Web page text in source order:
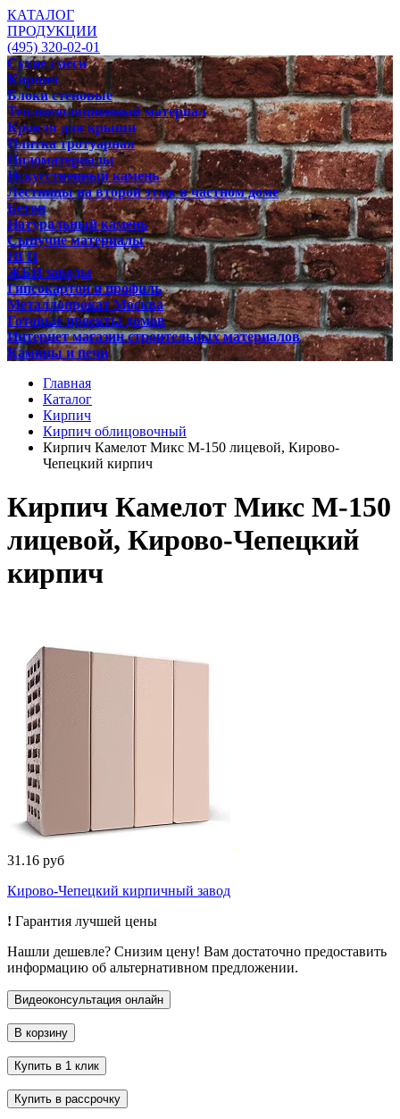
КАТАЛОГ
ПРОДУКЦИИ
(495) 320-02-01
Сухие смеси
Кирпич
Блоки стеновые
Теплоизоляционный материал
Кровля для крыши
Плитка тротуарная
Пиломатериалы
Искусственный камень
Лестницы на второй этаж в частном доме
Бетон
Натуральный камень
Сыпучие материалы
ПГП
ЖБИ заводы
Гипсокартон и профиль
Металлопрокат Москва
Готовые проекты домов
Интернет магазин строительных материалов
Камины и печи
Главная
Каталог
Кирпич
Кирпич облицовочный
Кирпич Камелот Микс М-150 лицевой, Кирово-
Чепецкий кирпич
Кирпич Камелот Микс М-150
лицевой, Кирово-Чепецкий
кирпич
31.16 руб
Кирово-Чепецкий кирпичный завод
! Гарантия лучшей цены
Нашли дешевле? Снизим цену! Вам достаточно предоставить
информацию об альтернативном предложении.